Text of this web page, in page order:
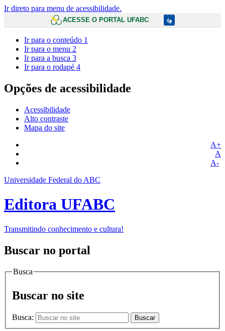
Ir direto para menu de acessibilidade.
ACESSE O PORTAL UFABC
Ir para o conteúdo 1
Ir para o menu 2
Ir para a busca 3
Ir para o rodapé 4
Opções de acessibilidade
Acessibilidade
Alto contraste
Mapa do site
A+
A
A-
Universidade Federal do ABC
Editora UFABC
Transmitindo conhecimento e cultura!
Buscar no portal
Busca
Buscar no site
Busca: Buscar